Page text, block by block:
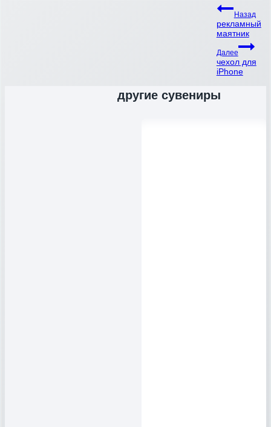
Назад
рекламный
маятник
Далее
чехол для
iPhone
другие сувениры